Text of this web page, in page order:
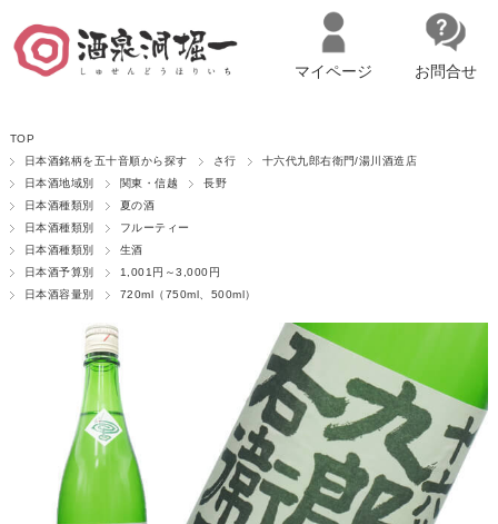
マイページへログイン カートをみる
マイページ お問合せ
TOP
日本酒銘柄を五十音順から探す
さ行
十六代九郎右衛門/湯川酒造店
日本酒地域別
関東・信越
長野
日本酒種類別
夏の酒
日本酒種類別
フルーティー
日本酒種類別
生酒
日本酒予算別
1,001円～3,000円
日本酒容量別
720ml（750ml、500ml）